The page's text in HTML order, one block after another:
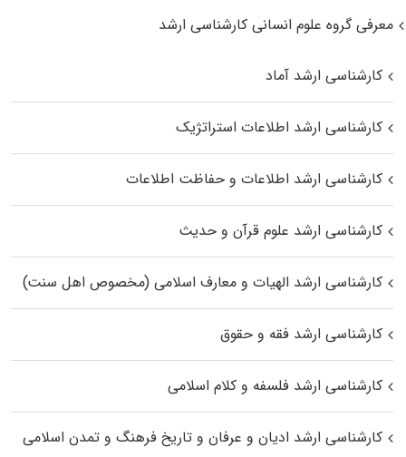
معرفی گروه علوم انسانی کارشناسی ارشد
کارشناسی ارشد آماد
کارشناسی ارشد اطلاعات استراتژیک
کارشناسی ارشد اطلاعات و حفاظت اطلاعات
کارشناسی ارشد علوم قرآن و حدیث
کارشناسی ارشد الهیات و معارف اسلامی (مخصوص اهل سنت)
کارشناسی ارشد فقه و حقوق
کارشناسی ارشد فلسفه و کلام اسلامی
کارشناسی ارشد ادیان و عرفان و تاریخ فرهنگ و تمدن اسلامی